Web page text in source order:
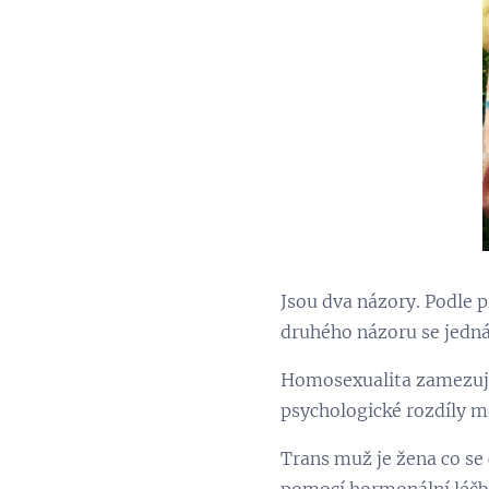
Jsou dva názory. Podle
druhého názoru se
Homosexualita
psychologické rozdíly
Trans muž je žena co